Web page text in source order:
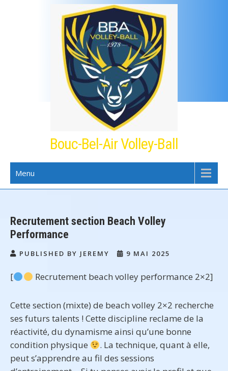
Bouc-Bel-Air Volley-Ball
Menu
Recrutement section Beach Volley
Performance
PUBLISHED BY JEREMY 9 MAI 2025
[ Recrutement beach volley performance 2×2]
Cette section (mixte) de beach volley 2×2 recherche
ses futurs talents ! Cette discipline reclame de la
réactivité, du dynamisme ainsi qu’une bonne
condition physique
. La technique, quant à elle,
peut s’apprendre au fil des sessions